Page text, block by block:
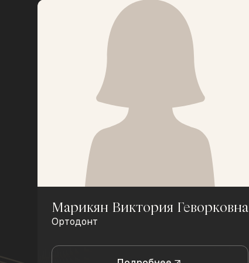
Марикян Виктория Геворковна
Ортодонт